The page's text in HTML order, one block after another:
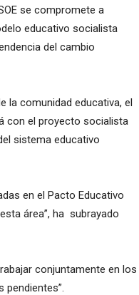
se compromete a
educativo socialista
del cambio
la comunidad educativa, el
con el proyecto socialista
sistema educativo
en el Pacto Educativo
área”, ha subrayado
conjuntamente en los